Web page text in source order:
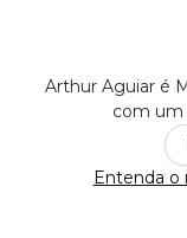
Arthur Aguiar é
com
Entenda o